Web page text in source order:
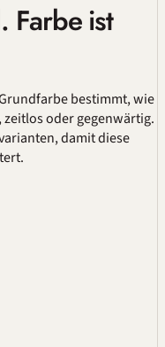
Farbe ist
bestimmt, wie
oder gegenwärtig.
damit diese